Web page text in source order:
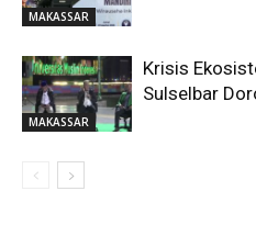
MAKASSAR
MAKASSAR
Krisis
Sulselbar